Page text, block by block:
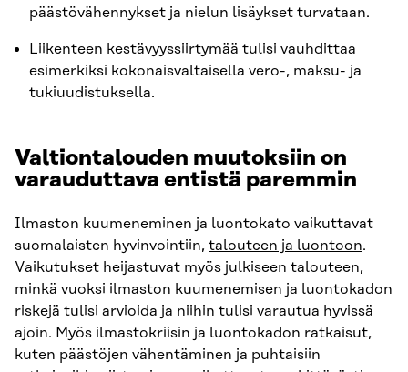
päästövähennykset ja nielun lisäykset turvataan.
Liikenteen kestävyyssiirtymää tulisi vauhdittaa
esimerkiksi kokonaisvaltaisella vero-, maksu- ja
tukiuudistuksella.
Valtiontalouden muutoksiin on
varauduttava entistä paremmin
Ilmaston kuumeneminen ja luontokato vaikuttavat
suomalaisten hyvinvointiin, talouteen ja luontoon.
Vaikutukset heijastuvat myös julkiseen talouteen,
minkä vuoksi ilmaston kuumenemisen ja luontokadon
riskejä tulisi arvioida ja niihin tulisi varautua hyvissä
ajoin. Myös ilmastokriisin ja luontokadon ratkaisut,
kuten päästöjen vähentäminen ja puhtaisiin